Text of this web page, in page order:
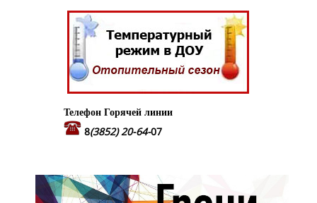
Телефон Горячей линии
8(3852) 20-64-07